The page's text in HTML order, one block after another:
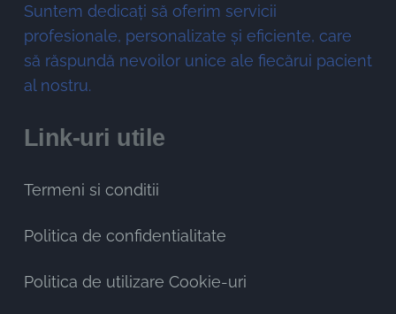
Suntem dedicați să oferim servicii
profesionale, personalizate și eficiente, care
să răspundă nevoilor unice ale fiecărui pacient
al nostru.
Link-uri utile
Termeni si conditii
Politica de confidentialitate
Politica de utilizare Cookie-uri